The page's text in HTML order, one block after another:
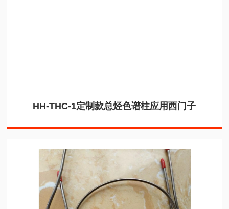
HH-THC-1定制款总烃色谱柱应用西门子